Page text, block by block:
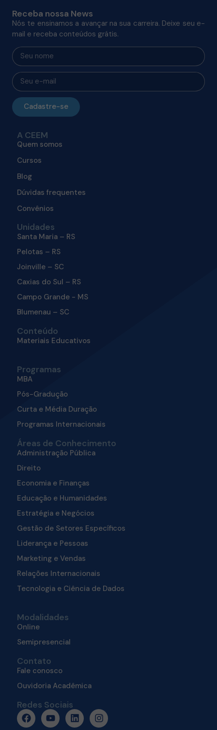
Receba nossa News
Nós te ensinamos a avançar na sua carreira. Deixe seu e-
mail e receba conteúdos grátis.
Cadastre-se
A CEEM
Quem somos
Cursos
Blog
Dúvidas frequentes
Convênios
Unidades
Santa Maria – RS
Pelotas – RS
Joinville – SC
Caxias do Sul – RS
Campo Grande - MS
Blumenau – SC
Conteúdo
Materiais Educativos
Programas
MBA
Pós-Gradução
Curta e Média Duração
Programas Internacionais
Áreas de Conhecimento
Administração Pública
Direito
Economia e Finanças
Educação e Humanidades
Estratégia e Negócios
Gestão de Setores Específicos
Liderança e Pessoas
Marketing e Vendas
Relações Internacionais
Tecnologia e Ciência de Dados
Modalidades
Online
Semipresencial
Contato
Fale conosco
Ouvidoria Acadêmica
Redes Sociais